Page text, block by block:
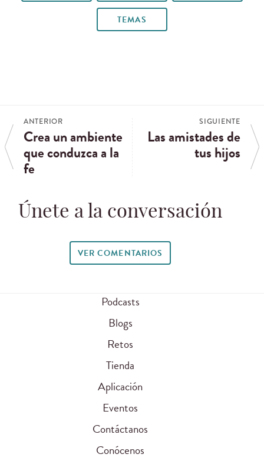
TEMAS
ANTERIOR
Crea un ambiente
que conduzca a la
fe
SIGUIENTE
Las amistades de
tus hijos
Únete a la conversación
VER COMENTARIOS
Podcasts
Blogs
Retos
Tienda
Aplicación
Eventos
Contáctanos
Conócenos